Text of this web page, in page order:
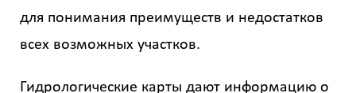
для понимания преимуществ и недостатков
всех возможных участков.
Гидрологические карты дают информацию о